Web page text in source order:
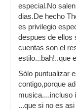
especial.No
dias.De hecho
es privilegio
despues de ellos
cuentas son el
estilo...bah!..que
Sólo puntualizar
contigo,porque
musica....incluso
...que si no es